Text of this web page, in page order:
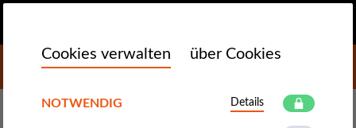
DONATE TO LIBERTIES
DEMOKRATIE & GERECHTIGKEIT
Cookies verwalten über Cookies
NOTWENDIG Details